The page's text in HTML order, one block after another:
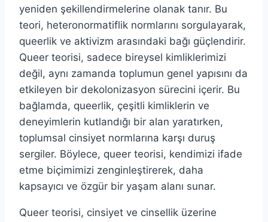
yeniden şekillendirmelerine olanak tanır. Bu
teori, heteronormatiflik normlarını sorgulayarak,
queerlik ve aktivizm arasındaki bağı güçlendirir.
Queer teorisi, sadece bireysel kimliklerimizi
değil, aynı zamanda toplumun genel yapısını da
etkileyen bir dekolonizasyon sürecini içerir. Bu
bağlamda, queerlik, çeşitli kimliklerin ve
deneyimlerin kutlandığı bir alan yaratırken,
toplumsal cinsiyet normlarına karşı duruş
sergiler. Böylece, queer teorisi, kendimizi ifade
etme biçimimizi zenginleştirerek, daha
kapsayıcı ve özgür bir yaşam alanı sunar.
Queer teorisi, cinsiyet ve cinsellik üzerine